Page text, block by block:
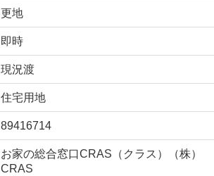
更地
即時
現況渡
住宅用地
89416714
お家の総合窓口CRAS（クラス）（株）
CRAS